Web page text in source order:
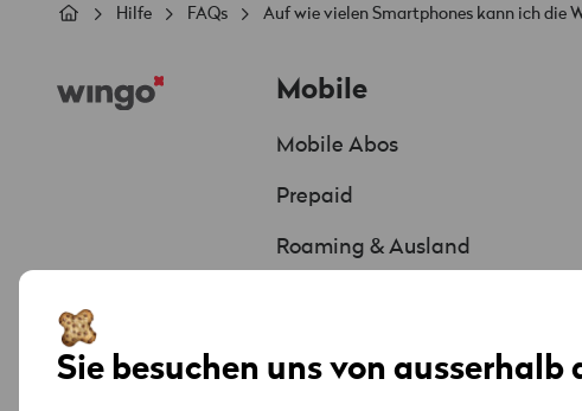
Pfadnavigation
Hilfe FAQs Auf wie vielen Smartphones kann ich die
Mobile
Mobile Abos
Prepaid
Roaming & Ausland
Sie besuchen uns von ausserhalb